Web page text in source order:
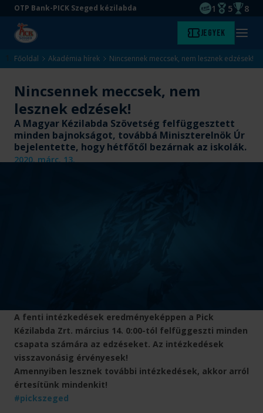
Ugrás
tartalomra
Ugrás
aljára
OTP Bank-PICK Szeged kézilabda
EHF
1
Magyar
5 8
Kezdőlap Jegyek Menü
Főoldal Akadémia hírek Nincsennek meccsek, nem lesznek edzések!
Nincsennek meccsek, nem
lesznek edzések!
A Magyar Kézilabda Szövetség felfüggesztett
minden bajnokságot, továbbá Miniszterelnök Úr
bejelentette, hogy hétfőtől bezárnak az iskolák.
2020. márc. 13.
A fenti intézkedések eredményeképpen a Pick
Kézilabda Zrt. március 14. 0:00-tól felfüggeszti minden
csapata számára az edzéseket. Az intézkedések
visszavonásig érvényesek!
Amennyiben lesznek további intézkedések, akkor arról
értesítünk mindenkit!
#pickszeged